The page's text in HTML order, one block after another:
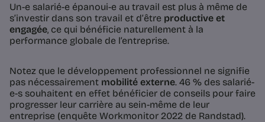
Un-e salarié-e épanoui-e au travail est plus à même de
s’investir dans son travail et d’être productive et
engagée, ce qui bénéficie naturellement à la
performance globale de l’entreprise.
Notez que le développement professionnel ne signifie
pas nécessairement mobilité externe. 46 % des salarié-
e-s souhaitent en effet bénéficier de conseils pour faire
progresser leur carrière au sein-même de leur
entreprise (enquête Workmonitor 2022 de Randstad).